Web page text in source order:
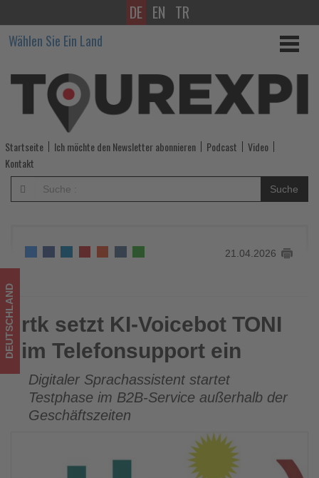
rtk
setzt
KI-
Voicebot
TONI
im
Telefonsupport
Wissen,
was
im
Tourismus
los
ist!
DE EN TR
Wählen Sie Ein Land
Startseite Ich möchte den Newsletter abonnieren Podcast
Video
Kontakt
Suche
21.04.2026
rtk setzt KI-Voicebot TONI im Telefonsupport ein
DEUTSCHLAND rtk setzt KI-Voicebot TONI
im Telefonsupport ein
Digitaler Sprachassistent startet
Testphase im B2B-Service außerhalb der
Geschäftszeiten